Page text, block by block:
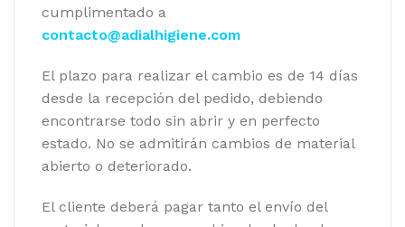
cumplimentado a
contacto@adialhigiene.com
El plazo para realizar el cambio es de 14 días
desde la recepción del pedido, debiendo
encontrarse todo sin abrir y en perfecto
estado. No se admitirán cambios de material
abierto o deteriorado.
El cliente deberá pagar tanto el envío del